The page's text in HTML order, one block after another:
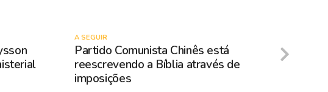
A SEGUIR
Partido Comunista Chinês está
reescrevendo a Bíblia através de
imposições